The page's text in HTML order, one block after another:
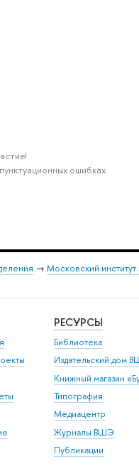
ошибках.
→ Московский
РЕСУРСЫ
Библиотека
Издательский дом
Книжный магазин
Типография
Медиацентр
Журналы ВШЭ
Публикации